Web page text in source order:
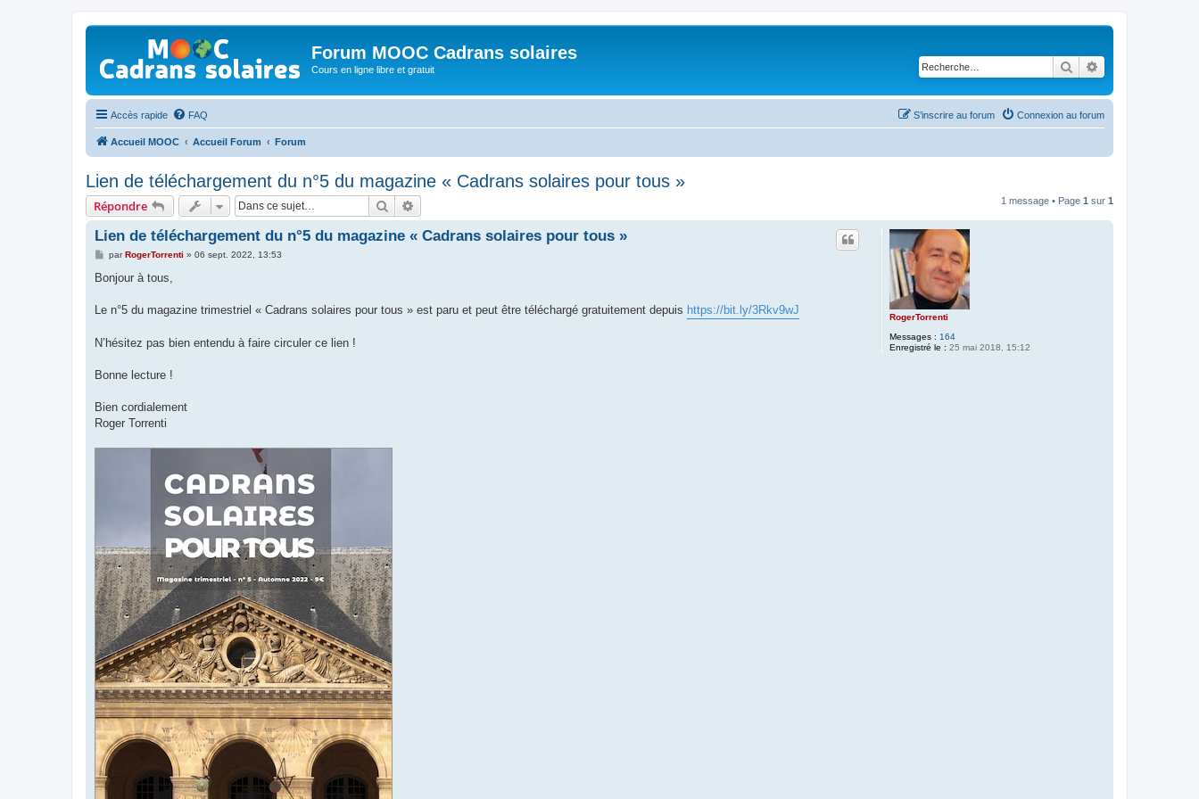
Forum MOOC Cadrans solaires
Cours en ligne libre et gratuit Rechercher
Accès rapide FAQ Connexion au forum
S’inscrire au forum
Accueil MOOC Accueil Forum Forum
Lien de téléchargement du n°5 du magazine « Cadrans solaires pour tous »
Répondre Rechercher 1 message • Page 1 sur 1
RogerTorrenti
Messages : 164
Enregistré le : 25 mai 2018, 15:12
Lien de téléchargement du n°5 du magazine « Cadrans solaires pour tous »
M
s
g
parRogerTorrenti » 06 sept. 2022, 13:53
Bonjour à tous,
Le n°5 du magazine trimestriel « Cadrans solaires pour tous » est paru et peut être téléchargé gratuitement depuis https://bit.ly/3Rkv9wJ
N’hésitez pas bien entendu à faire circuler ce lien !
Bonne lecture !
Bien cordialement
Roger Torrenti